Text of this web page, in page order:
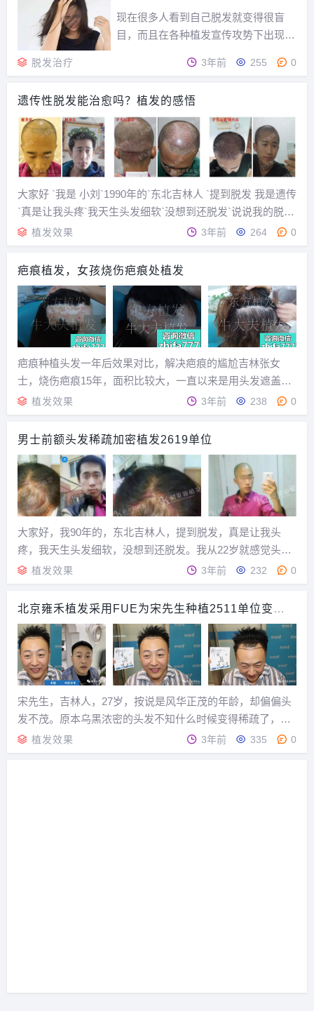
现在很多人看到自己脱发就变得很盲
目，而且在各种植发宣传攻势下出现病
合植发，一是因为脱发状况还没有到只
分人由于自己体质等原因无法做外科手
术。所以这个时候脱发的治疗方式就只
剩下两种，一是使用药...
脱发治疗 3年前 255 0
遗传性脱发能治愈吗？植发的感悟
大家好 `我是 小刘`1990年的`东北吉林人 `提到脱发 我是遗传
`真是让我头疼`我天生头发细软`没想到还脱发`说说我的脱发
经理把 `我从22岁就感觉头发变少`当时也没在意`以为 过 段
时间能张出来 `因为当时对头发一点都不懂 `可是 事实并非如
此`脱发...
植发效果 3年前 264 0
疤痕植发，女孩烧伤疤痕处植发
疤痕种植头发一年后效果对比，解决疤痕的尴尬吉林张女
士，烧伤疤痕15年，面积比较大，一直以来是用头发遮盖疤
痕部位，后于我院做头发种植手术，较下面3长照片是术后1
年的效果。东方植发牛光华主任植发16年临床经验，由其精
于疤痕植发，牛光华主任于2012年夏季受邀为...
植发效果 3年前 238 0
男士前额头发稀疏加密植发2619单位
大家好，我90年的，东北吉林人，提到脱发，真是让我头
疼，我天生头发细软，没想到还脱发。我从22岁就感觉头发
变少，当时也没在意，以为过段时间能重新长出来，因为当
时对头发一点都不懂，可是事实并非如此，脱发情况越来越
糟糕了，一点点的影响我的形象，这是我所不能容忍...
植发效果 3年前 232 0
北京雍禾植发采用FUE为宋先生种植2511单位变得
自信
宋先生，吉林人，27岁，按说是风华正茂的年龄，却偏偏头
发不茂。原本乌黑浓密的头发不知什么时候变得稀疏了，发
际后移，特别是两个额角的豁口越来越大，敞开着好像风都
能灌进去。本是二十六七的小青年，在别人眼里成了油腻大
植发效果 3年前 335 0